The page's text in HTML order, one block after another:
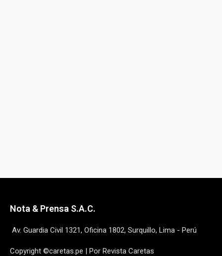
Nota & Prensa S.A.C.
Av. Guardia Civil 1321, Oficina 1802, Surquillo, Lima - Perú
Copyright ©caretas.pe | Por Revista Caretas